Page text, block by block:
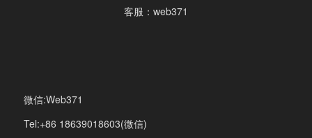
客服：web371
微信:Web371
Tel:+86 18639018603(微信)